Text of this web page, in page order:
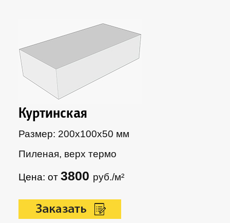
Куртинская
Размер: 200х100х50 мм
Пиленая, верх термо
Цена: от3800 руб./м²